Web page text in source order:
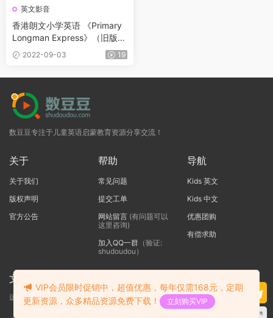
英文影音
香港朗文小学英语 《Primary
Longman Express》（旧版）
1A-5B电子课本+全套音频
2022-09-03 19
数豆豆专注于儿童英语启蒙教育资源分享交流！
关于
关于我们
版权声明
官方公告
帮助
常见问题
提交工单
网站留言(有问题可以
这里咨询)
加入QQ一群（验证:
shudoudou）
导航
Kids 英文
Kids 中文
优惠团购
有偿求助
文本标题
这里输入代码
VIP会员限时促销中，超值优惠，每年仅需168元，定期
更新资源，众多精品资源免费下载！
立刻购买VIP